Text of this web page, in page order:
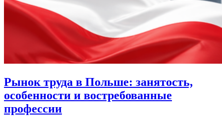
Рынок труда в Польше: занятость,
особенности и востребованные
профессии